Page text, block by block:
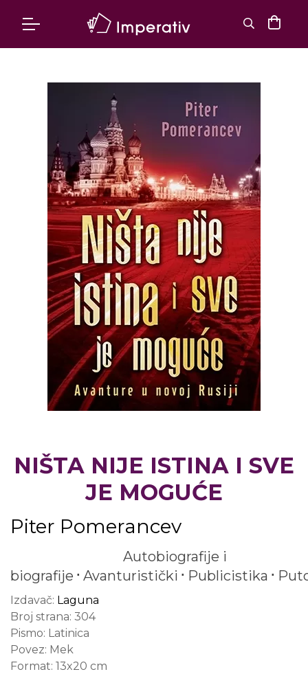
NIŠTA NIJE ISTINA I SVE
JE MOGUĆE
Piter Pomerancev
Autobiografije i
biografije
Avanturistički Publicistika
Izdavač: Laguna
Broj strana: 304
Pismo: Latinica
Povez: Mek
Format: 13x20 cm